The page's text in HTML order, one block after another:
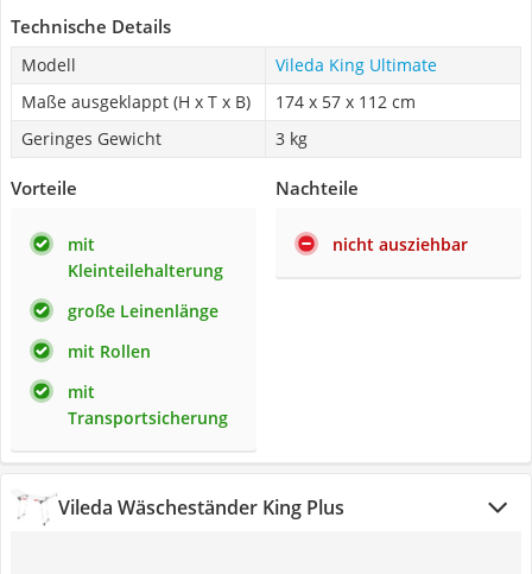
Technische Details
Modell
Vileda King Ultimate
Maße ausgeklappt (H x T x B)
174 x ‎57 x 112 cm
Geringes Gewicht
3 kg
Vorteile
mit
Kleinteilehalterung
große Leinenlänge
mit Rollen
mit
Transportsicherung
Nachteile
nicht ausziehbar
Vileda Wäscheständer King Plus